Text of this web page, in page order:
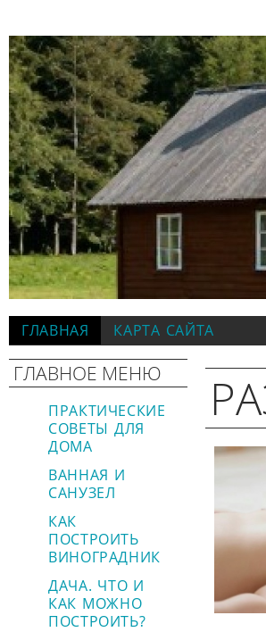
ГЛАВНАЯ КАРТА САЙТА
ГЛАВНОЕ МЕНЮ
ПРАКТИЧЕСКИЕ
СОВЕТЫ ДЛЯ
ДОМА
ВАННАЯ И
САНУЗЕЛ
КАК
ПОСТРОИТЬ
ВИНОГРАДНИК
ДАЧА. ЧТО И
КАК МОЖНО
ПОСТРОИТЬ?